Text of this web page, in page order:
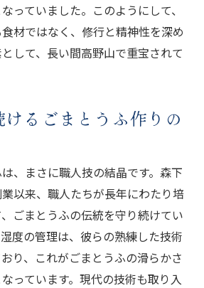
っていました。このようにして、
材ではなく、修行と精神性を深め
して、長い間高野山で重宝されて
るごまとうふ作りの
、まさに職人技の結晶です。森下
以来、職人たちが長年にわたり培
ごまとうふの伝統を守り続けてい
度の管理は、彼らの熟練した技術
り、これがごまとうふの滑らかさ
っています。現代の技術も取り入